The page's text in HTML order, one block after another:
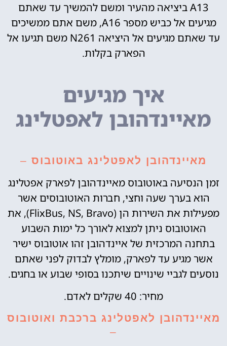
A13 ביציאה מהעיר ומשם להמשיך עד שאתם
מגיעים אל כביש מספר A16, משם אתם ממשיכים
עד שאתם מגיעים אל היציאה N261 משם תגיעו אל
הפארק בקלות.
איך מגיעים
מאיינדהובן לאפטלינג
מאיינדהובן לאפטלינג באוטובוס –
זמן הנסיעה באוטובוס מאיינדהובן לפארק אפטלינג
הוא בערך שעה וחצי, חברות האוטובוסים אשר
מפעילות את השירות הן (FlixBus, NS, Bravo), את
האוטובוס ניתן למצוא לאורך כל ימות השבוע
בתחנה המרכזית של איינדהובן זהו אוטובוס ישיר
אשר מגיע עד לפארק, מומלץ לבדוק לפני שאתם
נוסעים לגביי שינויים שיתכנו בסופי שבוע או בחגים.
מחיר: 40 שקלים לאדם.
מאיינדהובן לאפטלינג ברכבת ואוטובוס
–